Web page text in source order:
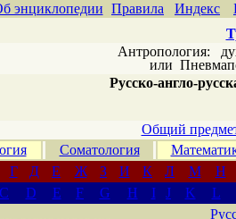
энциклопедии Правила Индекс
Антропология:
или
Русско-англо-
Общий
Соматология
Г Д Е Ж З И К Л М
Н
C D E F G H I J K
L